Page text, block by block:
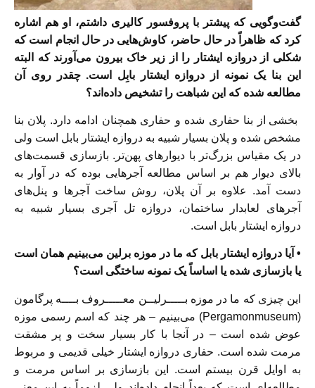
گفت‌وگویی که پیشتر با پروفسور کالیری داشتم، او هم اشاره
کرد که ظاهراً در حال حاضر، کاوش‌هایی در حال انجام است که
شکلی از دروازه ایشتار را از زیر خاک بیرون می‌آورند که البته
این بنا یک نمونه از دروازه ایشتار بابِل است. چقدر روی آن
مطالعه شده که این شباهت را تشخیص داده‌اند؟
بخشی از بنا حفاری شده و حفاری همچنان ادامه دارد. پلان بنا
مشخص شده و پلان بسیار شبیه به دروازه ایشتار بابل است ولی
در یک مقیاس بزرگ‌تر با دیوارهای پهن‌تر. بازسازی قسمت‌های
بالای دیوار هم بر اساس مطالعه آجرهایی بوده که در آوار به
دست آمد. علاوه بر آن پلان، روش ساخت آجرها و پنل‌های
آجرهای لعابدار ساختمان، دروازه تل آجری بسیار شبیه به
دروازه ایشتار بابل است.
• آیا دروازه ایشتار بابل که ما در موزه برلین می‌بینیم همان است
یا بازسازی شده یا اساساً یک نمونه ساختگی است؟
این چیزی که ما در موزه بـــــرلیــن معـــــروف بــــه پرگامون
(Pergamonmuseum) می‌بینیم – هر چند که اسم رسمی موزه
عوض شده است – در آنجا با کار بسیار سخت و پر مشقت
مرمت شده است. حفاری دروازه ایشتار خیلی قدیمی و مربوط
به اوایل قرن بیستم است. این بازسازی بر اساس مرمت و